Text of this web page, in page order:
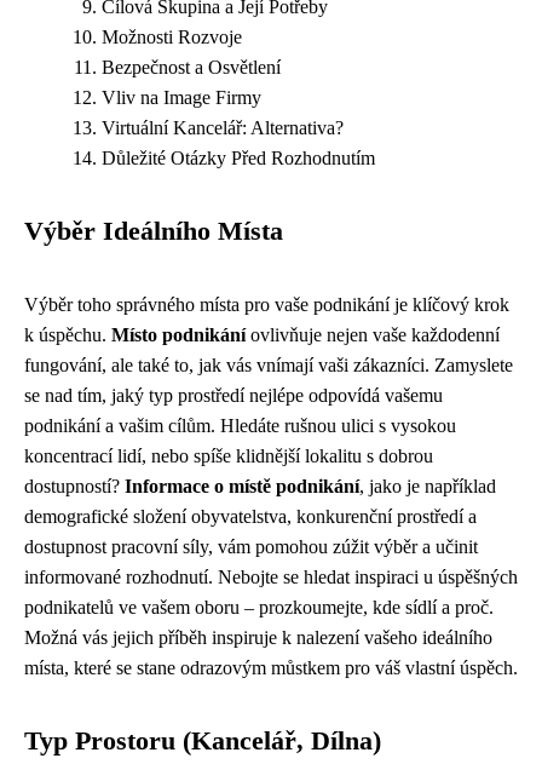
Cílová Skupina a Její Potřeby
Možnosti Rozvoje
Bezpečnost a Osvětlení
Vliv na Image Firmy
Virtuální Kancelář: Alternativa?
Důležité Otázky Před Rozhodnutím
Výběr Ideálního Místa
Výběr toho správného místa pro vaše podnikání je klíčový krok
k úspěchu. Místo podnikáníovlivňuje nejen vaše každodenní
fungování, ale také to, jak vás vnímají vaši zákazníci. Zamyslete
se nad tím, jaký typ prostředí nejlépe odpovídá vašemu
podnikání a vašim cílům. Hledáte rušnou ulici s vysokou
koncentrací lidí, nebo spíše klidnější lokalitu s dobrou
dostupností? Informace o místě podnikání, jako je například
demografické složení obyvatelstva, konkurenční prostředí a
dostupnost pracovní síly, vám pomohou zúžit výběr a učinit
informované rozhodnutí. Nebojte se hledat inspiraci u úspěšných
podnikatelů ve vašem oboru – prozkoumejte, kde sídlí a proč.
Možná vás jejich příběh inspiruje k nalezení vašeho ideálního
místa, které se stane odrazovým můstkem pro váš vlastní úspěch.
Typ Prostoru (Kancelář, Dílna)